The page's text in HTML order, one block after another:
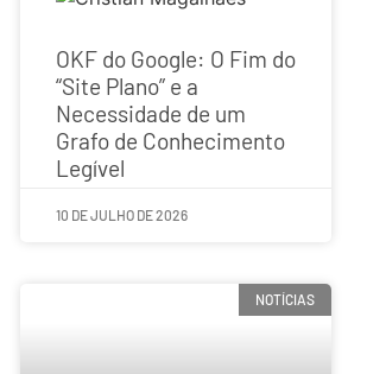
OKF do Google: O Fim do
“Site Plano” e a
Necessidade de um
Grafo de Conhecimento
Legível
10 DE JULHO DE 2026
NOTÍCIAS